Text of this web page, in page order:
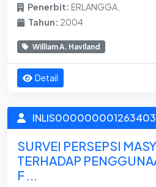
Penerbit: ERLANGGA,
Tahun: 2004
William A. Haviland
Detail
INLIS000000001263403
SURVEI PERSEPSI
TERHADAP
F ...